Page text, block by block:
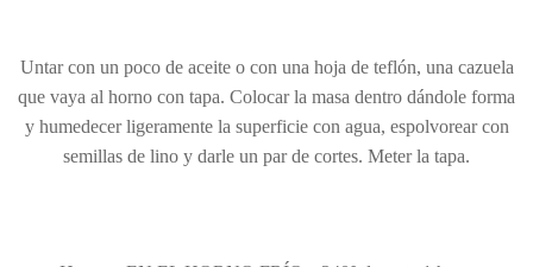
Untar con un poco de aceite o con una hoja de teflón, una cazuela
que vaya al horno con tapa. Colocar la masa dentro dándole forma
y humedecer ligeramente la superficie con agua, espolvorear con
semillas de lino y darle un par de cortes. Meter la tapa.